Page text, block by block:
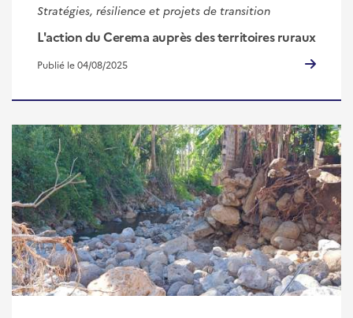
Stratégies, résilience et projets de transition
L'action du Cerema auprès des territoires ruraux
Publié le 04/08/2025